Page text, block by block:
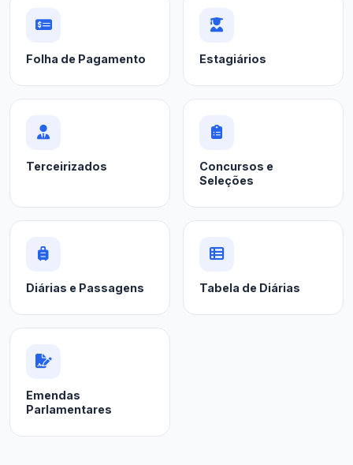
Folha de Pagamento Estagiários
Terceirizados
Concursos e
Seleções
Diárias e Passagens Tabela de Diárias
Emendas
Parlamentares